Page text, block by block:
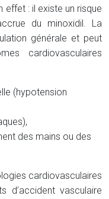
effet : il existe un risque
du minoxidil. La
générale et peut
cardiovasculaires
(hypotension
des mains ou des
cardiovasculaires
d’accident vasculaire